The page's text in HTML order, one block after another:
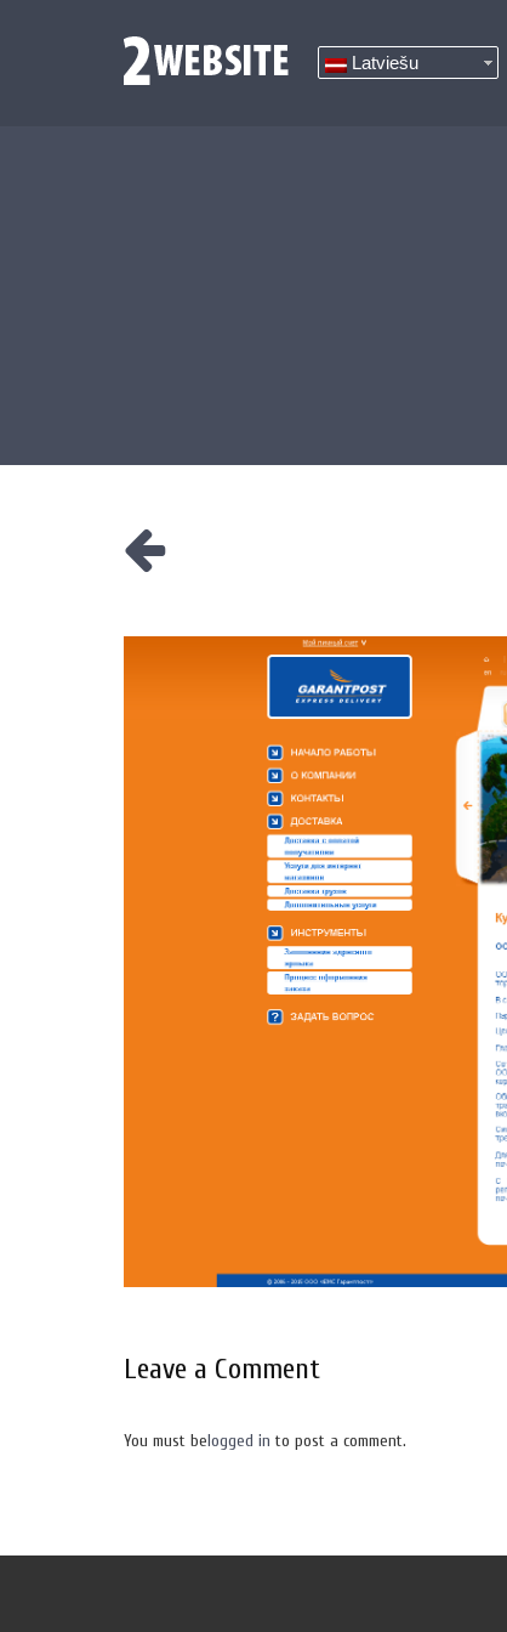
Latviešu
Leave a Comment
You must belogged in to post a comment.